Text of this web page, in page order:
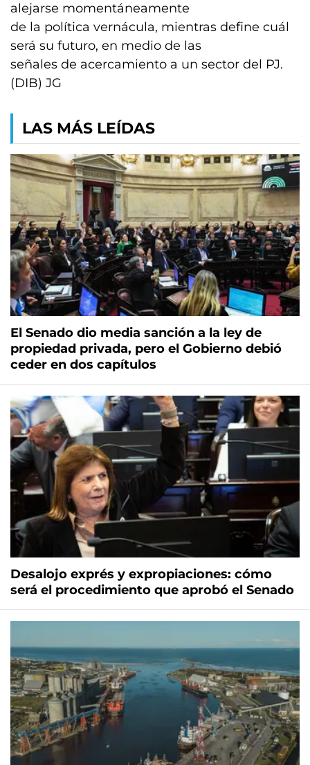
alejarse momentáneamente
de la política vernácula, mientras define cuál
será su futuro, en medio de las
señales de acercamiento a un sector del PJ.
(DIB) JG
LAS MÁS LEÍDAS
El Senado dio media sanción a la ley de
propiedad privada, pero el Gobierno debió
ceder en dos capítulos
Desalojo exprés y expropiaciones: cómo
será el procedimiento que aprobó el Senado